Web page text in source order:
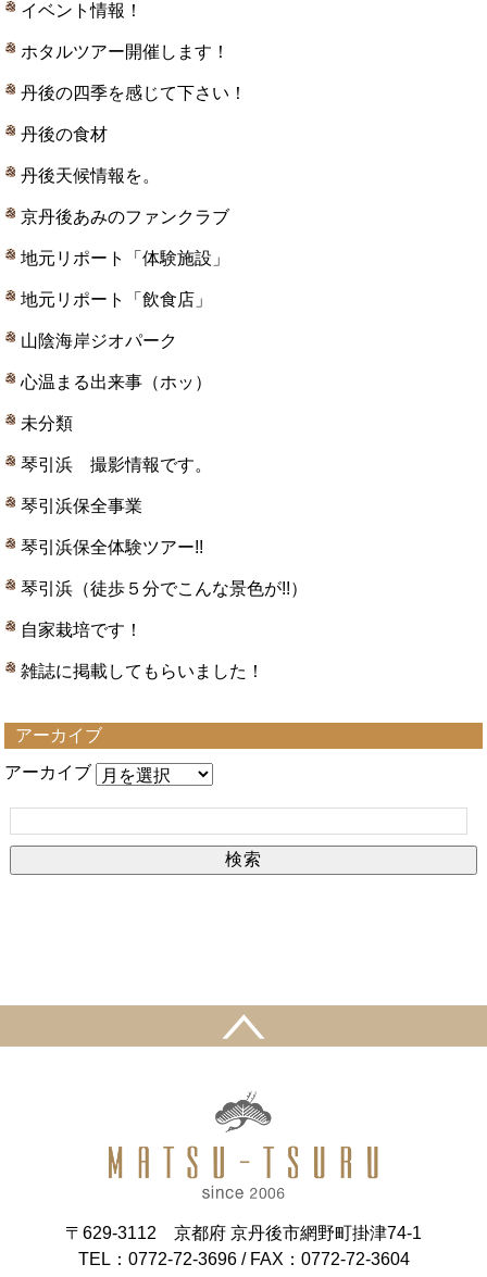
イベント情報！
ホタルツアー開催します！
丹後の四季を感じて下さい！
丹後の食材
丹後天候情報を。
京丹後あみのファンクラブ
地元リポート「体験施設」
地元リポート「飲食店」
山陰海岸ジオパーク
心温まる出来事（ホッ）
未分類
琴引浜 撮影情報です。
琴引浜保全事業
琴引浜保全体験ツアー!!
琴引浜（徒歩５分でこんな景色が!!）
自家栽培です！
雑誌に掲載してもらいました！
アーカイブ
アーカイブ
〒629-3112 京都府 京丹後市網野町掛津74-1
TEL：0772-72-3696/ FAX：0772-72-3604